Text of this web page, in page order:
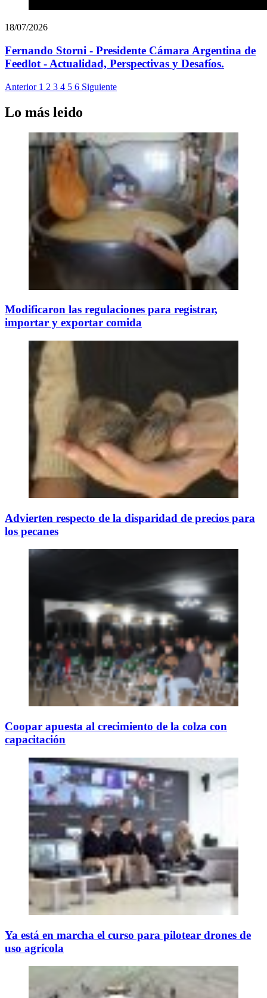
18/07/2026
Fernando Storni - Presidente Cámara Argentina de
Feedlot - Actualidad, Perspectivas y Desafíos.
Anterior 1 2 3 4 5 6 Siguiente
Lo más leido
Modificaron las regulaciones para registrar,
importar y exportar comida
Advierten respecto de la disparidad de precios para
los pecanes
Coopar apuesta al crecimiento de la colza con
capacitación
Ya está en marcha el curso para pilotear drones de
uso agrícola